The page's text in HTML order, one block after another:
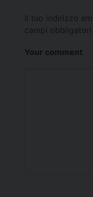
Il tuo indirizzo
campi obbligatori
Your comment